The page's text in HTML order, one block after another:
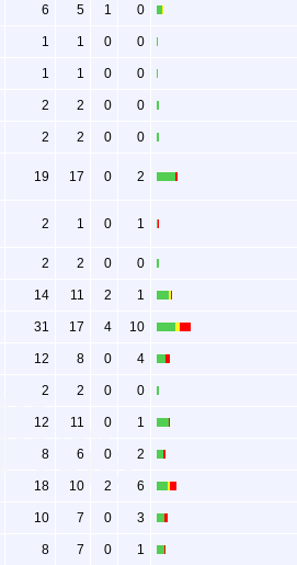
6 5 1 0
1 1 0 0
1 1 0 0
2 2 0 0
2 2 0 0
19 17 0 2
2 1 0 1
2 2 0 0
14 11 2 1
31 17 4 10
12 8 0 4
2 2 0 0
12 11 0 1
8 6 0 2
18 10 2 6
10 7 0 3
8 7 0 1